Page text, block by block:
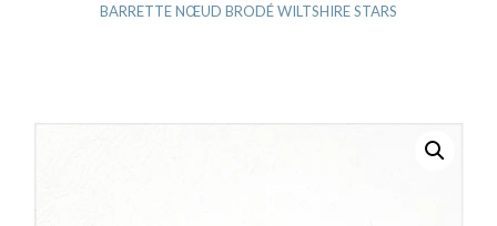
BARRETTE NŒUD BRODÉ WILTSHIRE STARS